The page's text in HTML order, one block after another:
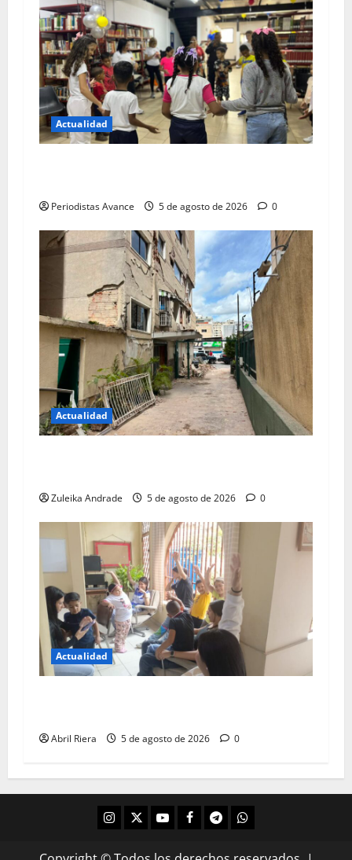
Actualidad
Periodistas Avance 5 de agosto de 2026 0
Actualidad
Zuleika Andrade 5 de agosto de 2026 0
Actualidad
Abril Riera 5 de agosto de 2026 0